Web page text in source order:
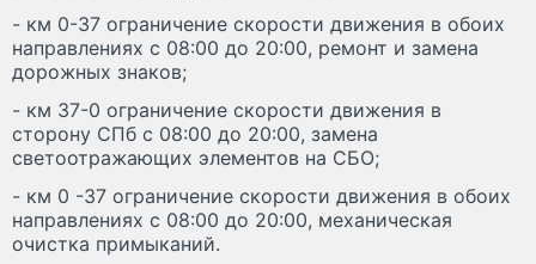
- км 0-37 ограничение скорости движения в обоих
направлениях с 08:00 до 20:00, ремонт и замена
дорожных знаков;
- км 37-0 ограничение скорости движения в
сторону СПб с 08:00 до 20:00, замена
светоотражающих элементов на СБО;
- км 0 -37 ограничение скорости движения в обоих
направлениях с 08:00 до 20:00, механическая
очистка примыканий.